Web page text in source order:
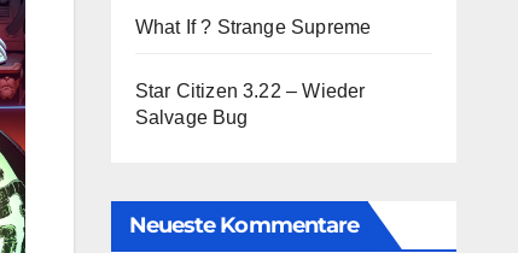
What If ? Strange Supreme
Star Citizen 3.22 – Wieder
Salvage Bug
Neueste Kommentare